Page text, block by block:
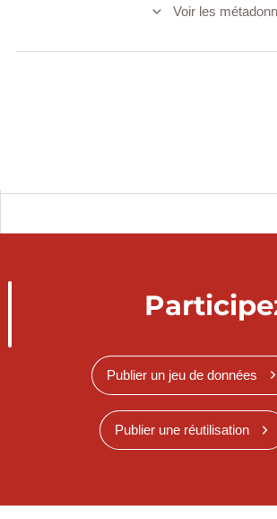
Voir les
Publier un jeu de données
Publier une réutilisation